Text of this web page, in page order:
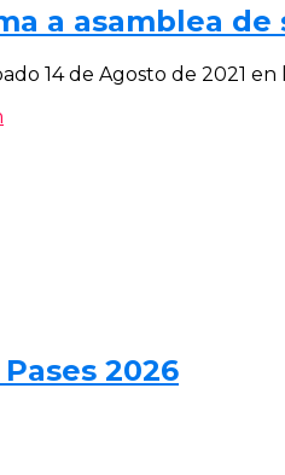
a asamblea de
14 de Agosto de 2021
2026